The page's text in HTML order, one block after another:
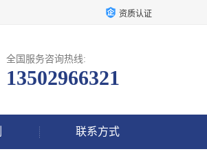
资质认证
全国服务咨询热线:
13502966321
联系方式